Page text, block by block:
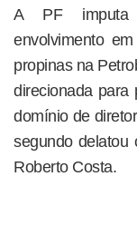
A PF imputa
envolvimento
propinas na
direcionada para
domínio de
segundo delatou
Roberto Costa.